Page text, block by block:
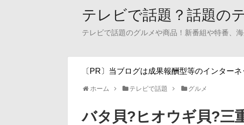
テレビで話題？話題の
テレビで話題のグルメや商品！新番組や特番、
〔PR〕当ブログは成果報酬型等のインター
ホーム テレビで話題 グルメ
バタ貝?ヒオウギ貝?三